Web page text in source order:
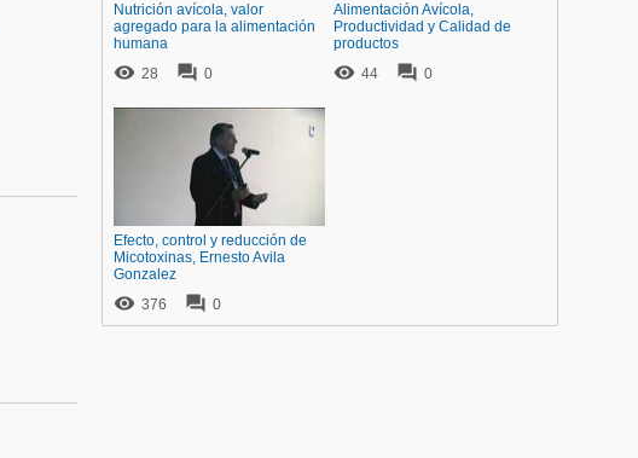
Nutrición avícola, valor
agregado para la alimentación
humana
 28  0
Alimentación Avícola,
Productividad y Calidad de
productos
 44  0
Efecto, control y reducción de
Micotoxinas, Ernesto Avila
Gonzalez
 376  0